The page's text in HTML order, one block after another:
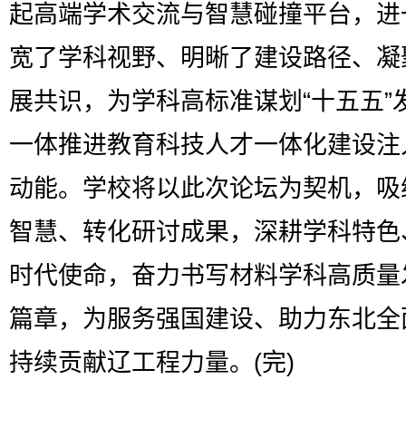
起高端学术交流与智慧碰撞平台，
宽了学科视野、明晰了建设路径、
展共识，为学科高标准谋划“十五五”
一体推进教育科技人才一体化建设
动能。学校将以此次论坛为契机，
智慧、转化研讨成果，深耕学科特
时代使命，奋力书写材料学科高质
篇章，为服务强国建设、助力东北
持续贡献辽工程力量。(完)